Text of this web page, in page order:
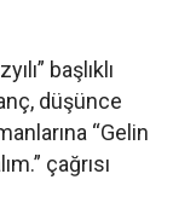
başlıklı
düşünce
“Gelin
çağrısı